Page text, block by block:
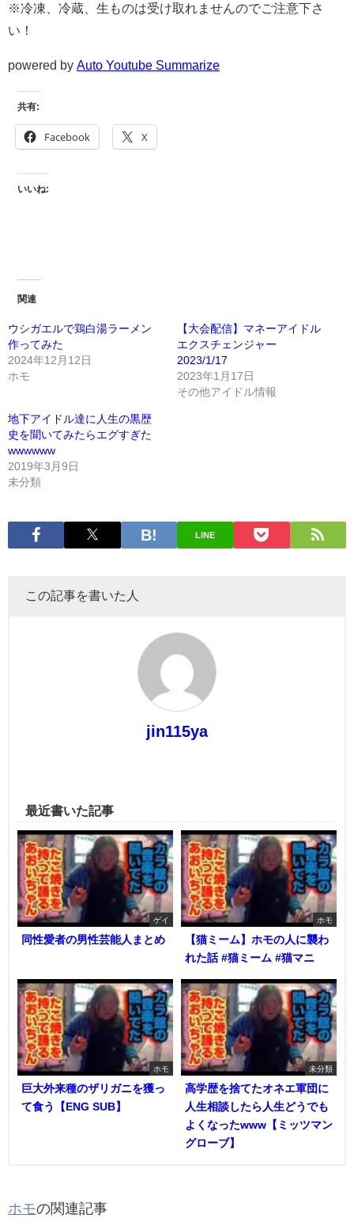
※冷凍、冷蔵、生ものは受け取れませんのでご注意下さ
い！
powered by Auto Youtube Summarize
共有:
Facebook X
いいね:
関連
ウシガエルで鶏白湯ラーメン
作ってみた
2024年12月12日
ホモ
【大会配信】マネーアイドル
エクスチェンジャー
2023/1/17
2023年1月17日
その他アイドル情報
地下アイドル達に人生の黒歴
史を聞いてみたらエグすぎた
wwwwww
2019年3月9日
未分類
LINE
この記事を書いた人
jin115ya
最近書いた記事
ゲイ
同性愛者の男性芸能人まとめ
ホモ
【猫ミーム】ホモの人に襲わ
れた話 #猫ミーム #猫マニ
ホモ
巨大外来種のザリガニを獲っ
て食う【ENG SUB】
未分類
高学歴を捨てたオネエ軍団に
人生相談したら人生どうでも
よくなったwww【ミッツマン
グローブ】
ホモの関連記事